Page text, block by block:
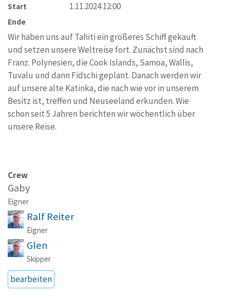
Start 1.11.2024 12:00
Ende
Wir haben uns auf Tahiti ein größeres Schiff gekauft
und setzen unsere Weltreise fort. Zunächst sind nach
Franz. Polynesien, die Cook Islands, Samoa, Wallis,
Tuvalu und dann Fidschi geplant. Danach werden wir
auf unsere alte Katinka, die nach wie vor in unserem
Besitz ist, treffen und Neuseeland erkunden. Wie
schon seit 5 Jahren berichten wir wöchentlich über
unsere Reise.
Crew
Gaby
Eigner
Ralf Reiter
Eigner
Glen
Skipper
bearbeiten